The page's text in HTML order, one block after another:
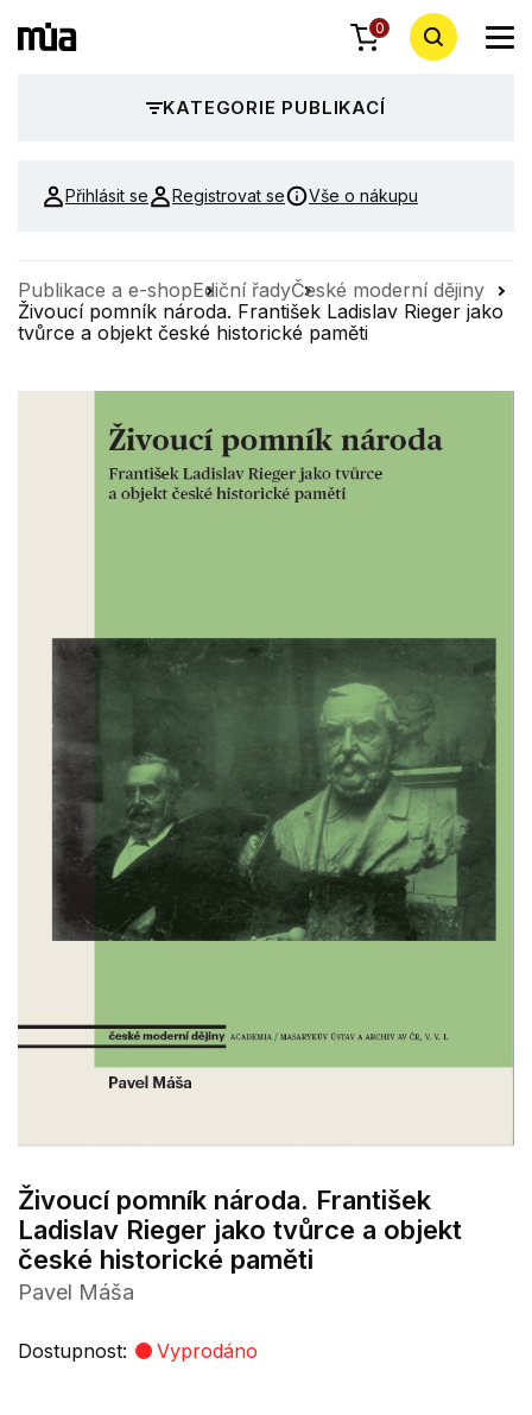
0
KATEGORIE PUBLIKACÍ
Přihlásit se Registrovat se Vše o nákupu
Publikace a e-shopEdiční řadyČeské moderní dějiny
Živoucí pomník národa. František Ladislav Rieger jako
tvůrce a objekt české historické paměti
Živoucí pomník národa. František
Ladislav Rieger jako tvůrce a objekt
české historické paměti
Pavel Máša
Dostupnost: Vyprodáno